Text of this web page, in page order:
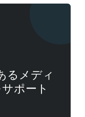
るメディ
ポート